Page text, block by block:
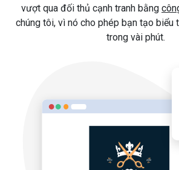
vượt qua đối thủ cạnh tranh bằng
chúng tôi, vì nó cho phép bạn tạo biểu
trong vài phút.